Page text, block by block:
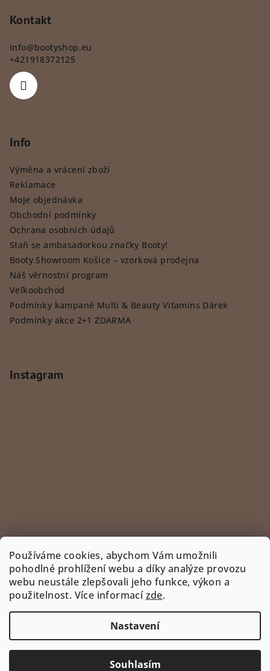
Používáme cookies, abychom Vám umožnili
pohodlné prohlížení webu a díky analýze provozu
webu neustále zlepšovali jeho funkce, výkon a
použitelnost. Více informacízde.
Nastavení
Souhlasím
Kontakt
info@bootyshop.eu
+421918372125
Info
Výměna a vrácení zboží
Reklamace
Moje objednávka
Obchodní podmínky
Ochrana osobních údajů
Staň se ambasadorkou značky Booty!
Booty Showroom Košice – vzorková prodejna
Náš věrnostní program
Veľkoobchod
Podmínky kampaně Multi & Beauty Vitamins Dárek
Podmínky akce 2+1 ZDARMA
Instagram
Sledovat na Instagramu
INSTAGRAM